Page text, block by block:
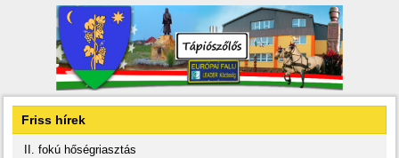
Friss hírek
II. fokú hőségriasztás